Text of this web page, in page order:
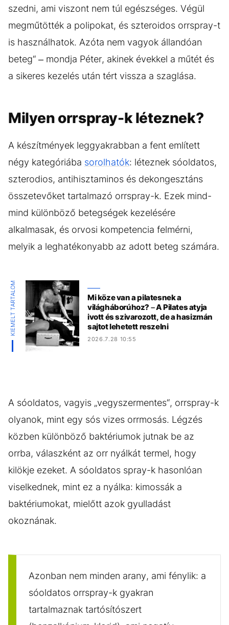
szedni, ami viszont nem túl egészséges. Végül
megműtötték a polipokat, és szteroidos orrspray-t
is használhatok. Azóta nem vagyok állandóan
beteg“ – mondja Péter, akinek évekkel a műtét és
a sikeres kezelés után tért vissza a szaglása.
Milyen orrspray-k léteznek?
A készítmények leggyakrabban a fent említett
négy kategóriába sorolhatók: léteznek sóoldatos,
szterodios, antihisztaminos és dekongesztáns
összetevőket tartalmazó orrspray-k. Ezek mind-
mind különböző betegségek kezelésére
alkalmasak, és orvosi kompetencia felmérni,
melyik a leghatékonyabb az adott beteg számára.
KIEMELT TARTALOM
Mi köze van a pilatesnek a
világháborúhoz? – A Pilates atyja
ivott és szivarozott, de a hasizmán
sajtot lehetett reszelni
2026.7.28 10:55
A sóoldatos, vagyis „vegyszermentes“, orrspray-k
olyanok, mint egy sós vizes orrmosás. Légzés
közben különböző baktériumok jutnak be az
orrba, válaszként az orr nyálkát termel, hogy
kilökje ezeket. A sóoldatos spray-k hasonlóan
viselkednek, mint ez a nyálka: kimossák a
baktériumokat, mielőtt azok gyulladást
okoznának.
Azonban nem minden arany, ami fénylik: a
sóoldatos orrspray-k gyakran
tartalmaznak tartósítószert